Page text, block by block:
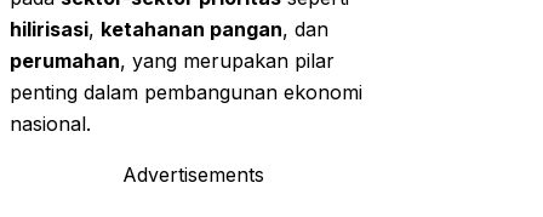
hilirisasi, ketahanan pangan, dan
perumahan, yang merupakan pilar
penting dalam pembangunan ekonomi
nasional.
Advertisements